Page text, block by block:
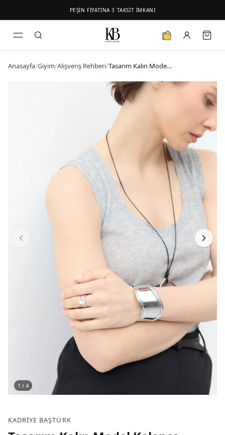
PEŞİN FİYATINA 3 TAKSİT İMKANI
Anasayfa/Giyim/Alışveriş Rehberi/ Tasarım Kalın Model Kelepçe Gümüş
1 / 4
KADRIYE BAŞTÜRK